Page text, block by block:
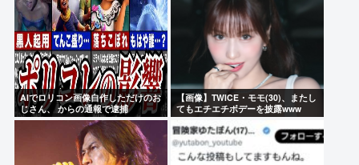
AIでロリコン画像自作しただけのお
じさん、 からの通報で逮捕
【画像】TWICE・モモ(30)、またし
てもエチエチボデーを披露www